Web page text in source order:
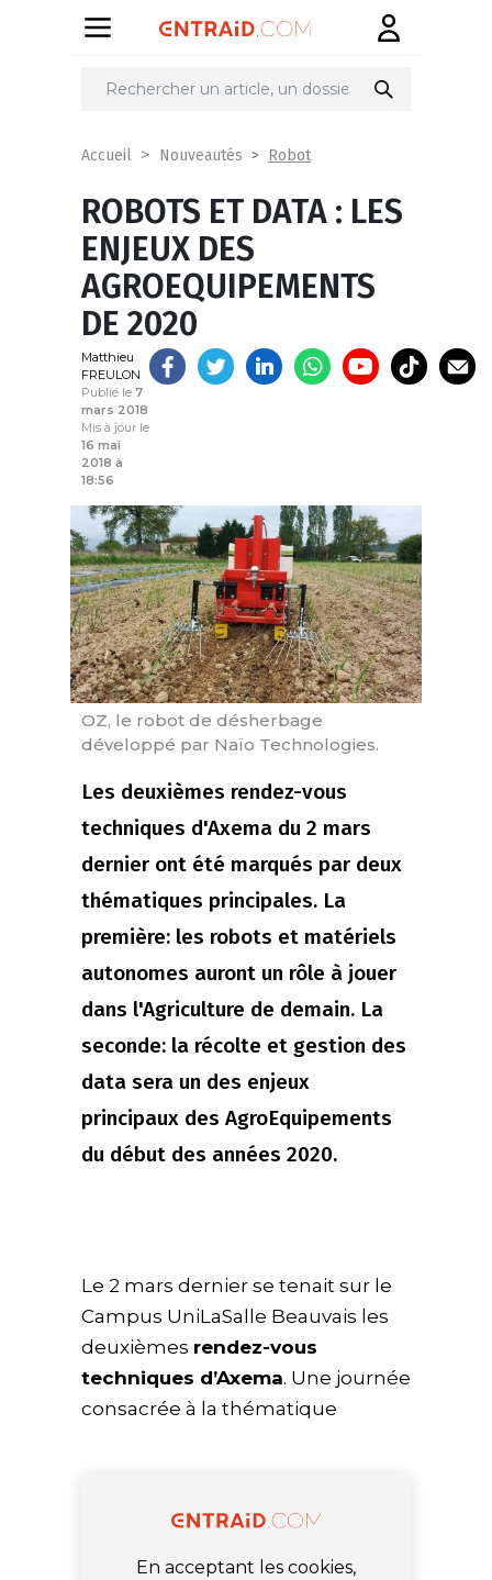
Partager
Accueil Nouveautés Robot
ROBOTS ET DATA : LES
ENJEUX DES
AGROEQUIPEMENTS
DE 2020
Matthieu
FREULON
Publié le 7
mars 2018
Mis à jour le
16 mai
2018 à
18:56
OZ, le robot de désherbage
développé par Naïo Technologies.
Les deuxièmes rendez-vous
techniques d'Axema du 2 mars
dernier ont été marqués par deux
thématiques principales. La
première: les robots et matériels
autonomes auront un rôle à jouer
dans l'Agriculture de demain. La
seconde: la récolte et gestion des
data sera un des enjeux
principaux des AgroEquipements
du début des années 2020.
Le 2 mars dernier se tenait sur le
Campus UniLaSalle Beauvais les
deuxièmes rendez-vous
techniques d’Axema. Une journée
consacrée à la thématique
En acceptant les cookies,